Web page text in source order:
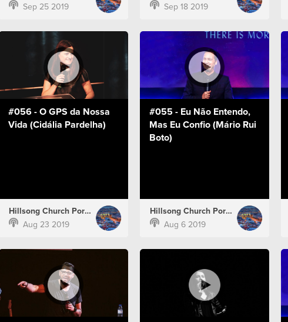
Sep 25 2019
Sep 18 2019
#056 - O GPS da Nossa
Vida (Cidália Pardelha)
Hillsong Church Portugal
Aug 23 2019
#055 - Eu Não Entendo,
Mas Eu Confio (Mário Rui
Boto)
Hillsong Church Portugal
Aug 6 2019